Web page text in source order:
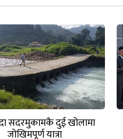
सदरमुकामकै दुई खोलामा
जोखिमपूर्ण यात्रा